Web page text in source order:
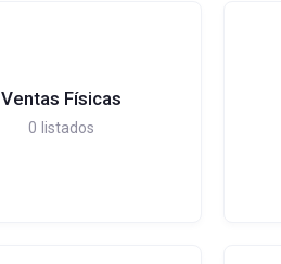
Ventas Físicas
0 listados